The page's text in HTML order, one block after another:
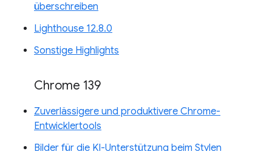
überschreiben
Lighthouse 12.8.0
Sonstige Highlights
Chrome 139
Zuverlässigere und produktivere Chrome-
Entwicklertools
Bilder für die KI-Unterstützung beim Stylen